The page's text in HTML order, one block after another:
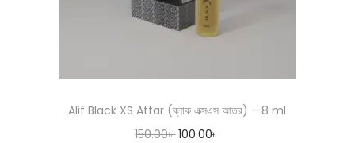
Alif Black XS Attar (ব্লাক এক্সএস আতর) – 8 ml
150.00৳ 100.00৳